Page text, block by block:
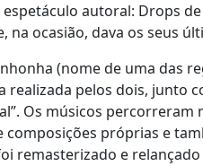
autoral: Drops
ocasião, dava os seus
(nome de uma das
pelos dois, junto
Os músicos
próprias e
remasterizado e